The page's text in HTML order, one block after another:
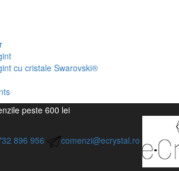
cu cristale Swarovski®
peste 600 lei
896 956 comenzi@ecrystal.ro